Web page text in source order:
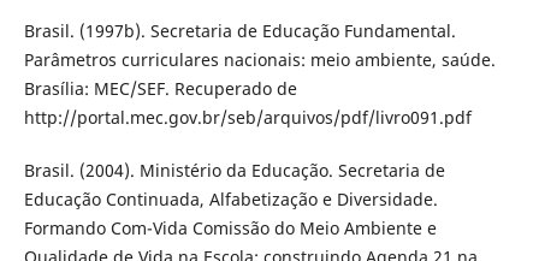
Brasil. (1997b). Secretaria de Educação Fundamental.
Parâmetros curriculares nacionais: meio ambiente, saúde.
Brasília: MEC/SEF. Recuperado de
http://portal.mec.gov.br/seb/arquivos/pdf/livro091.pdf
Brasil. (2004). Ministério da Educação. Secretaria de
Educação Continuada, Alfabetização e Diversidade.
Formando Com-Vida Comissão do Meio Ambiente e
Qualidade de Vida na Escola: construindo Agenda 21 na